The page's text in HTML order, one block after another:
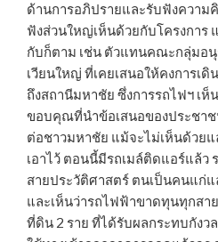
ด้านการอภิปรายและรับฟังความ
ฟังส่วนใหญ่เห็นด้วยกับโครงการ
กับก็ตาม เช่น ตัวแทนคณะกลุ่มอ
เวียนใหญ่ ที่เคยเสนอให้คงการเ
ถึงสถานีมหาชัย ซึ่งการรถไฟฯ เ
ขอบคุณที่นำข้อเสนอของประชา
ต่อชาวมหาชัย แม้จะไม่เห็นด้วย
เอาไว้ ตอนนี้มีรถเมล์ติดแอร์แล้ว
สายประวัติศาสตร์ ตนเป็นคนแก่
และเห็นว่ารถไฟฟ้าขาดทุนทุกสา
ที่ดิน 2 ราย ที่ได้รับผลกระทบกังว